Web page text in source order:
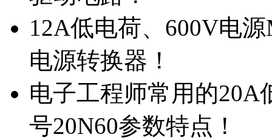
12A低电荷、600V电
电源转换器！
电子工程师常用的20A
号20N60参数特点！